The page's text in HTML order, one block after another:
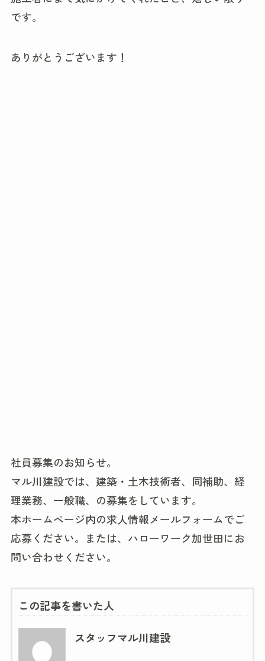
です。
ありがとうございます！
社員募集のお知らせ。
マル川建設では、建築・土木技術者、同補助、経
理業務、一般職、の募集をしています。
本ホームページ内の求人情報メールフォームでご
応募ください。または、ハローワーク加世田にお
問い合わせください。
この記事を書いた人
スタッフマル川建設